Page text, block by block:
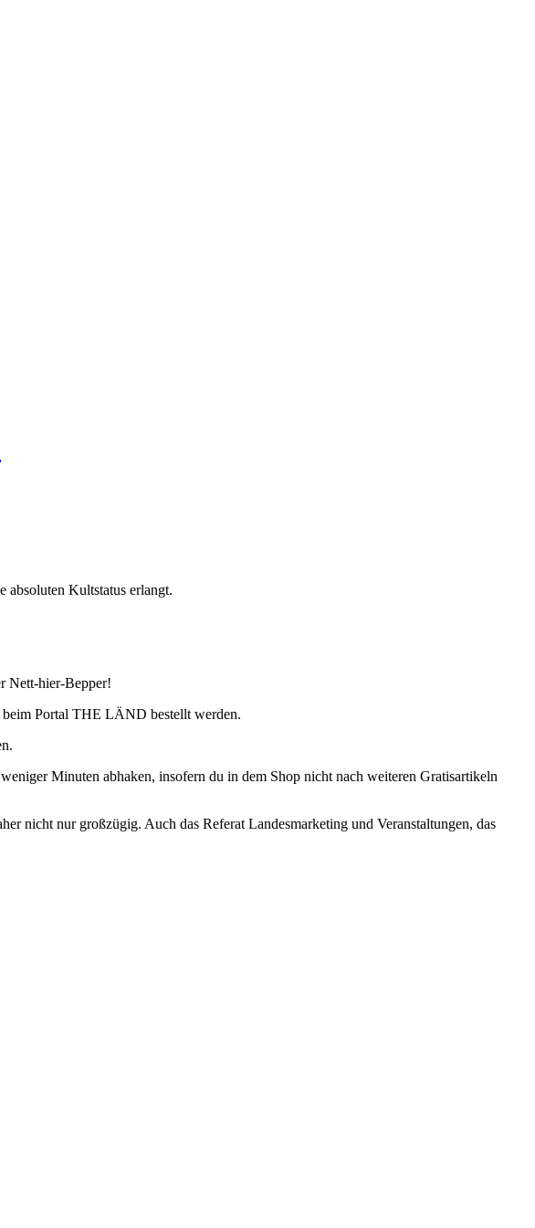
absoluten Kultstatus erlangt.
Nett-hier-Bepper!
Portal THE LÄND bestellt werden.
Minuten abhaken, insofern du in dem Shop nicht nach weiteren Gratisartikeln
nicht nur großzügig. Auch das Referat Landesmarketing und Veranstaltungen, das